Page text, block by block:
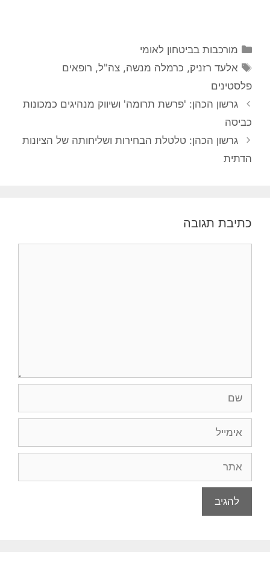
קטגוריות
מורכבות בביטחון לאומי
תגיות
אלעד רזניק, כרמלה מנשה,צה"ל, רופאים
פלסטינים
גרשון הכהן: 'פרשת תרומה' ושיווק מנהיגים כמכונות
כביסה
גרשון הכהן: טלטלת הבחירות ושליחותה של הציונות
הדתית
כתיבת תגובה